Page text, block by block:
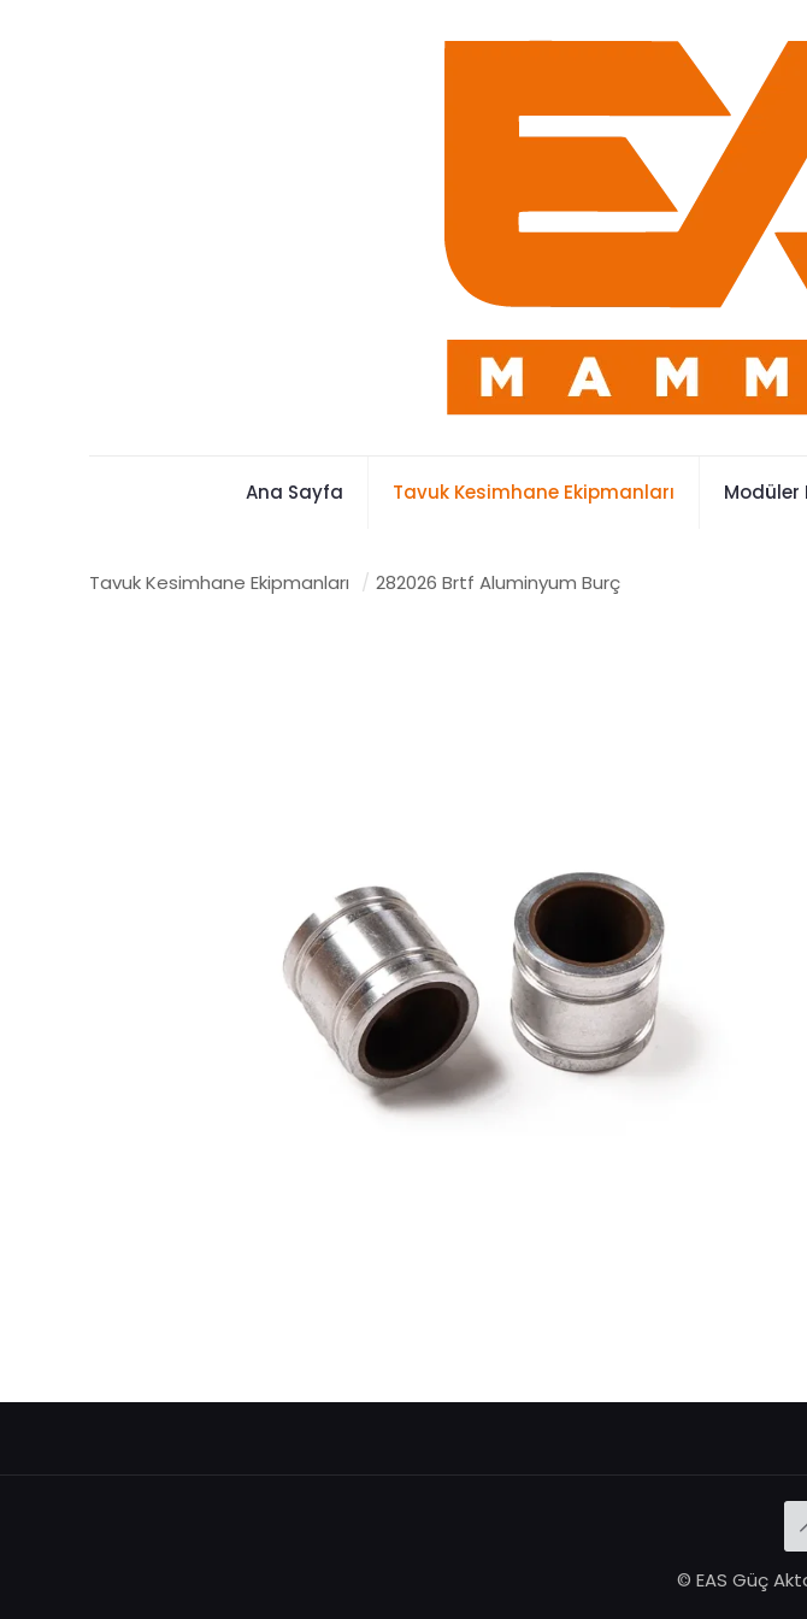
Ana Sayfa Tavuk Kesimhane Ekipmanları Modüler
Tavuk Kesimhane Ekipmanları / 282026 Brtf Aluminyum Burç
© EAS Güç